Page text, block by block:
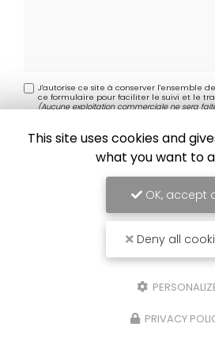
J'autorise ce site à conserver l'ensemble
ce formulaire pour faciliter le suivi et le
(Aucune exploitation commerciale ne sera
This site uses cookies and
what you want to
OK, accept
Deny all
PRIVACY